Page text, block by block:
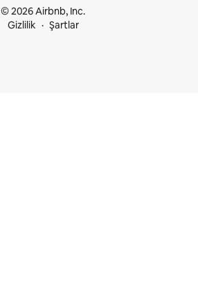
© 2026 Airbnb, Inc.
Gizlilik
Şartlar